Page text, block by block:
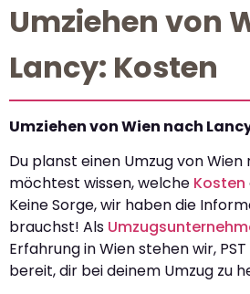
Umziehen von
Lancy: Kosten
Umziehen von Wien nach
Du planst einen Umzug von Wien
möchtest wissen, welche Kosten
Keine Sorge, wir haben die
brauchst! Als
Erfahrung in Wien stehen wir,
bereit, dir bei deinem Umzug zu